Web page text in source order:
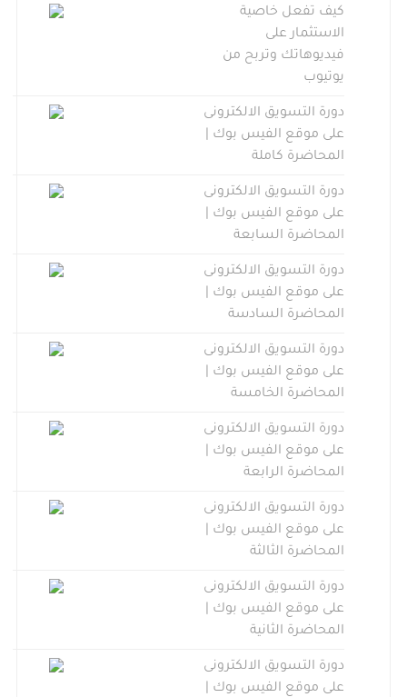
كيف تفعل خاصية
الاستثمار على
فيديوهاتك وتربح من
يوتيوب
دورة التسويق الالكترونى
على موقع الفيس بوك |
المحاضرة كاملة
دورة التسويق الالكترونى
على موقع الفيس بوك |
المحاضرة السابعة
دورة التسويق الالكترونى
على موقع الفيس بوك |
المحاضرة السادسة
دورة التسويق الالكترونى
على موقع الفيس بوك |
المحاضرة الخامسة
دورة التسويق الالكترونى
على موقع الفيس بوك |
المحاضرة الرابعة
دورة التسويق الالكترونى
على موقع الفيس بوك |
المحاضرة الثالثة
دورة التسويق الالكترونى
على موقع الفيس بوك |
المحاضرة الثانية
دورة التسويق الالكترونى
على موقع الفيس بوك |